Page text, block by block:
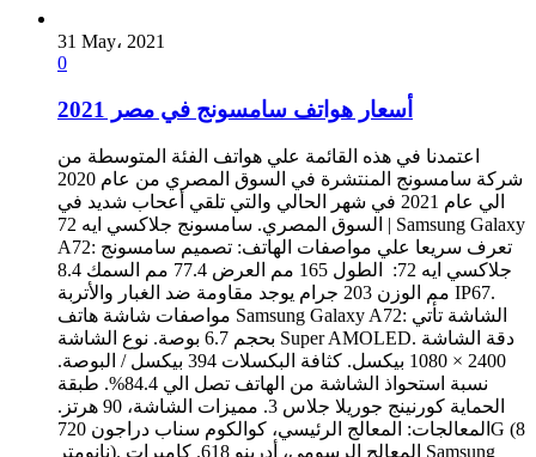
31 May، 2021
0
أسعار هواتف سامسونج في مصر 2021
اعتمدنا في هذه القائمة علي هواتف الفئة المتوسطة من
شركة سامسونج المنتشرة في السوق المصري من عام 2020
الي عام 2021 في شهر الحالي والتي تلقي أعحاب شديد في
السوق المصري. سامسونج جلاكسي ايه 72 | Samsung Galaxy
A72: تعرف سريعا علي مواصفات الهاتف: تصميم سامسونج
جلاكسي ايه 72: الطول 165 مم العرض 77.4 مم السمك 8.4
مم الوزن 203 جرام يوجد مقاومة ضد الغبار والأتربة IP67.
مواصفات شاشة هاتف Samsung Galaxy A72: الشاشة تأتي
بحجم 6.7 بوصة. نوع الشاشة Super AMOLED. دقة الشاشة
2400 × 1080 بيكسل. كثافة البكسلات 394 بيكسل / البوصة.
نسبة استحواذ الشاشة من الهاتف تصل الي 84.4%. طبقة
الحماية كورنينج جوريلا جلاس 3. مميزات الشاشة، 90 هرتز.
المعالجات: المعالج الرئيسي، كوالكوم سناب دراجون 720G (8
نانومتر). المعالج الرسومي، أدرينو 618. كاميرات Samsung